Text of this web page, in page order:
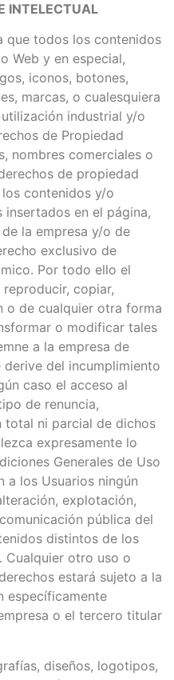
INTELECTUAL
que todos los contenidos
Web y en especial,
iconos, botones,
marcas, o cualesquiera
industrial y/o
de Propiedad
nombres comerciales o
de propiedad
contenidos y/o
insertados en el página,
la empresa y/o de
exclusivo de
Por todo ello el
copiar,
o de cualquier otra forma
o modificar tales
a la empresa de
del incumplimiento
caso el acceso al
de renuncia,
total ni parcial de dichos
expresamente lo
Generales de Uso
a los Usuarios ningún
explotación,
pública del
distintos de los
Cualquier otro uso o
estará sujeto a la
específicamente
o el tercero titular
diseños, logotipos,